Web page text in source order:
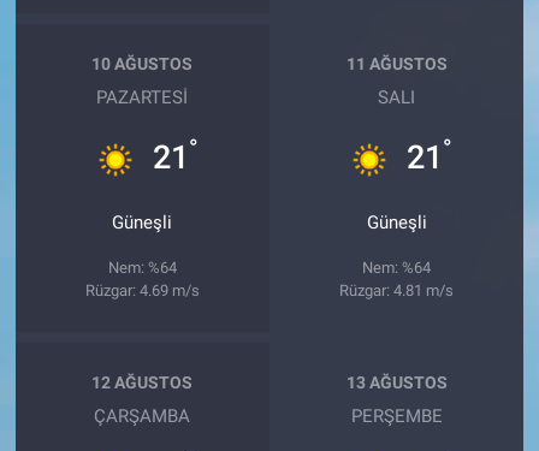
10 AĞUSTOS
PAZARTESI
21 °
Güneşli
Nem: %64
Rüzgar: 4.69 m/s
11 AĞUSTOS
SALI
21 °
Güneşli
Nem: %64
Rüzgar: 4.81 m/s
12 AĞUSTOS
ÇARŞAMBA
13 AĞUSTOS
PERŞEMBE